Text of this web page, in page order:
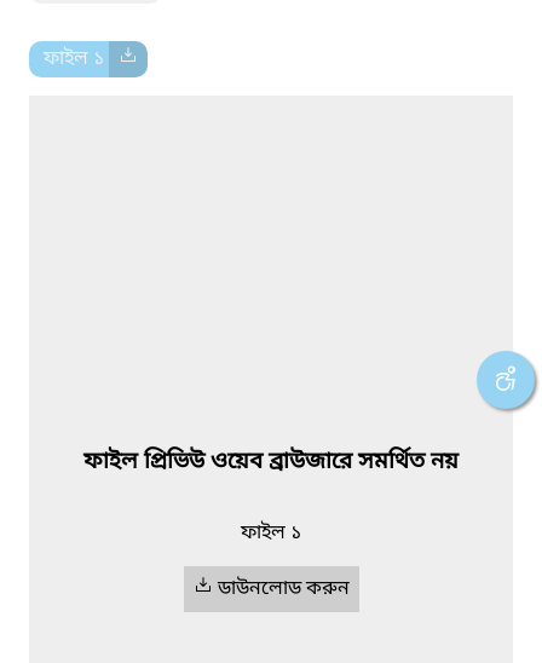
ফাইল ১
ফাইল প্রিভিউ ওয়েব ব্রাউজারে সমর্থিত নয়
ফাইল ১
ডাউনলোড করুন